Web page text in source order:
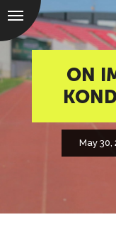
ON
May 30,